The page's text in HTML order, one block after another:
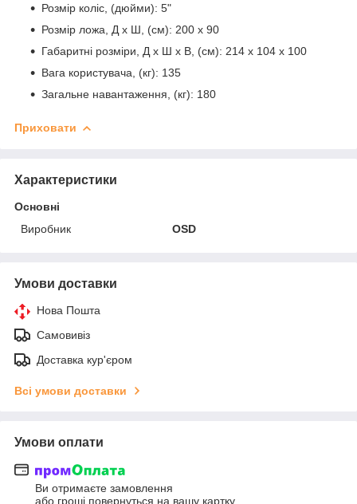
Розмір коліс, (дюйми): 5"
Розмір ложа, Д х Ш, (см): 200 х 90
Габаритні розміри, Д х Ш х В, (см): 214 х 104 х 100
Вага користувача, (кг): 135
Загальне навантаження, (кг): 180
Приховати
Характеристики
Основні
Виробник
OSD
Умови доставки
Нова Пошта
Самовивіз
Доставка кур'єром
Всі умови доставки
Умови оплати
Ви отримаєте замовлення
або гроші повернуться на вашу картку